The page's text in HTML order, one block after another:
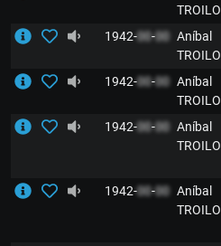
TROILO
1942-00-00 Aníbal
TROILO
1942-00-00 Aníbal
TROILO
1942-00-00 Aníbal
TROILO
1942-00-00 Aníbal
TROILO